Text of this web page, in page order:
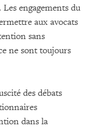
Les engagements du
aux avocats
sans
ne sont toujours
des débats
dans la